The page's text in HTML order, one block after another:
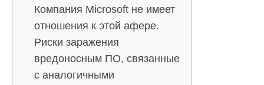
Компания Microsoft не имеет
отношения к этой афере.
Риски заражения
вредоносным ПО, связанные
с аналогичными